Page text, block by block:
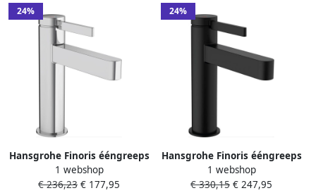
24%
Hansgrohe Finoris ééngreeps
wastafelmengkraan met
coolstart comfortzone 110 en
1 webshop
€ 236,23 € 177,95
24%
Hansgrohe Finoris ééngreeps
wastafelmengkraan met
coolstart comfortzone 110 en
1 webshop
€ 330,15 € 247,95